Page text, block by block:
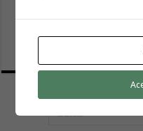
Transición Ecológica